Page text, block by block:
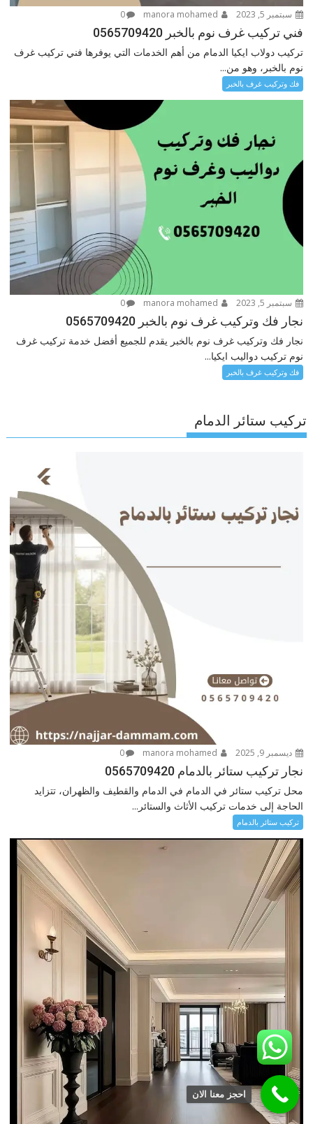
سبتمبر 5, 2023 0
فني تركيب غرف نوم بالخبر 0565709420
تركيب دولاب ايكيا الدمام من أهم الخدمات التي يوفرها فني تركيب غرف
نوم بالخبر، وهو من...
فك وتركيب غرف بالخبر
سبتمبر 5, 2023 0
نجار فك وتركيب غرف نوم بالخبر 0565709420
نجار فك وتركيب غرف نوم بالخبر يقدم للجميع أفضل خدمة تركيب غرف
نوم تركيب دواليب ايكيا...
فك وتركيب غرف بالخبر
تركيب ستائر الدمام
ديسمبر 9, 2025 0
نجار تركيب ستائر بالدمام 0565709420
محل تركيب ستائر في الدمام في الدمام والقطيف والظهران، تتزايد
الحاجة إلى خدمات تركيب الأثاث والستائر...
تركيب ستائر بالدمام
احجز معنا الان